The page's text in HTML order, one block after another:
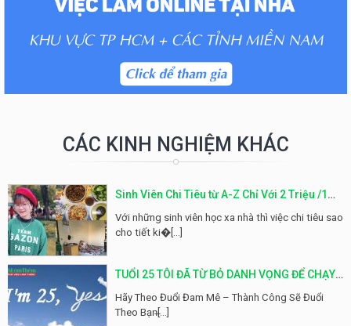
CÁC KINH NGHIỆM KHÁC
Sinh Viên Chi Tiêu từ A-Z Chỉ Với 2 Triệu /1
Tháng Hóa Ra Không Khó Như Tưởng Tượng
Với những sinh viên học xa nhà thì việc chi tiêu sao
cho tiết ki�[...]
TUỔI 25 TÔI ĐÃ TỪ BỎ DANH VỌNG ĐỂ CHẠY
THEO ĐAM MÊ
Hãy Theo Đuổi Đam Mê – Thành Công Sẽ Đuổi
Theo Bạn̶[...]